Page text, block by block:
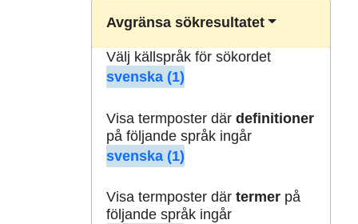
Avgränsa sökresultatet
Välj källspråk för sökordet
svenska (1)
Visa termposter där definitioner
på följande språk ingår
svenska (1)
Visa termposter där termerpå
följande språk ingår